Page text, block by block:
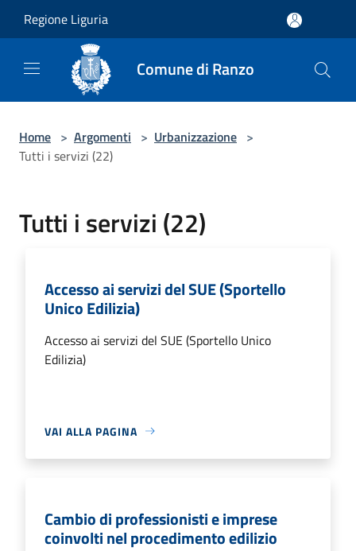
Regione Liguria
Comune di Ranzo
Home > Argomenti > Urbanizzazione >
Tutti i servizi (22)
Tutti i servizi (22)
Accesso ai servizi del SUE (Sportello
Unico Edilizia)
Accesso ai servizi del SUE (Sportello Unico
Edilizia)
VAI ALLA PAGINA
Cambio di professionisti e imprese
coinvolti nel procedimento edilizio